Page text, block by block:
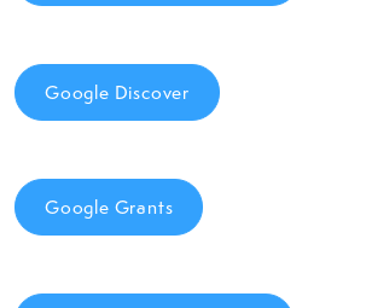
Google Discover
Google Grants